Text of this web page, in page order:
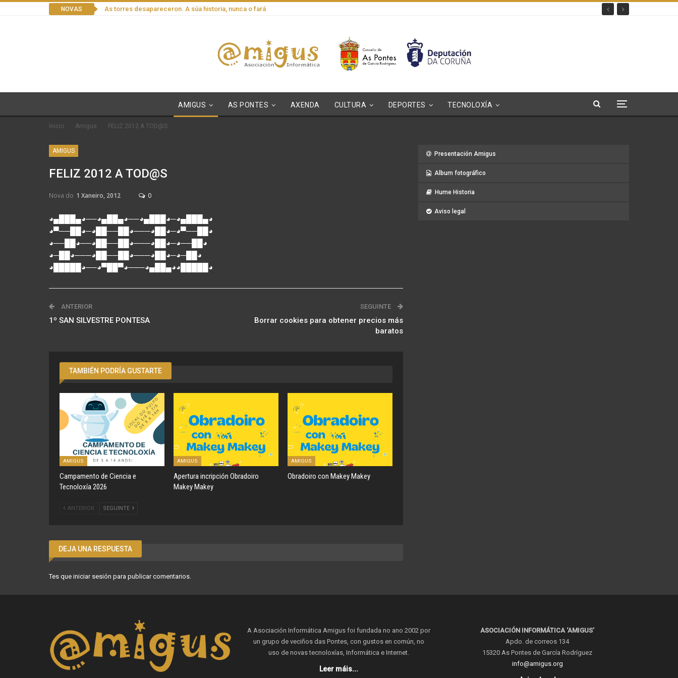
NOVAS As torres desapareceron. A súa historia, nunca o fará
AMIGUS AS PONTES AXENDA CULTURA DEPORTES TECNOLOXÍA
Inicio Amigus FELIZ 2012 A TOD@S
AMIGUS
FELIZ 2012 A TOD@S
Nova do 1 Xaneiro, 2012 0
◕▄███▄◕──◕▄██▄◕──◕▄███◕─◕▄███▄◕
◕▀──██◕─◕██──██◕───◕██◕─◕▀──██◕
◕──██◕──◕██──██◕───◕██◕─◕──██◕
◕─██◕───◕██──██◕───◕██◕─◕─██◕
◕█████◕──◕▀██▀◕───◕▄██▄◕◕█████◕
ANTERIOR
1º SAN SILVESTRE PONTESA
SEGUINTE
Borrar cookies para obtener precios más
baratos
TAMBIÉN PODRÍA GUSTARTE
AMIGUS
Campamento de Ciencia e
Tecnoloxía 2026
AMIGUS
Apertura incripción Obradoiro
Makey Makey
AMIGUS
Obradoiro con Makey Makey
ANTERIOR SEGUINTE
DEJA UNA RESPUESTA
Tes que iniciar sesión para publicar comentarios.
Presentación Amigus
Album fotográfico
Hume Historia
Aviso legal
A Asociación Informática Amigus foi fundada no ano 2002 por
un grupo de veciños das Pontes, con gustos en común, no
uso de novas tecnoloxías, Informática e Internet.
Leer máis...
ASOCIACIÓN INFORMÁTICA ‘AMIGUS’
Apdo. de correos 134
15320 As Pontes de García Rodríguez
info@amigus.org